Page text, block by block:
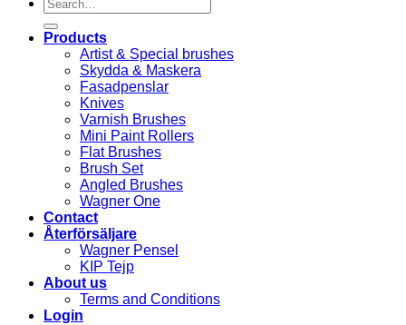
for:
Products
Artist & Special brushes
Skydda & Maskera
Fasadpenslar
Knives
Varnish Brushes
Mini Paint Rollers
Flat Brushes
Brush Set
Angled Brushes
Wagner One
Contact
Återförsäljare
Wagner Pensel
KIP Tejp
About us
Terms and Conditions
Login